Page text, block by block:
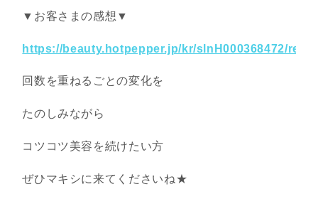
▼お客さまの感想▼
https://beauty.hotpepper.jp/kr/slnH000368472/
回数を重ねるごとの変化を
たのしみながら
コツコツ美容を続けたい方
ぜひマキシに来てくださいね★